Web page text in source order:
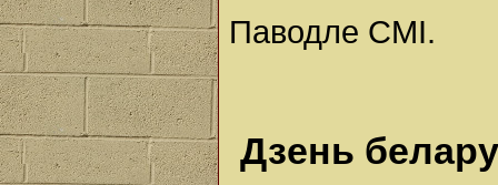
Паводле СМІ.
Дзень